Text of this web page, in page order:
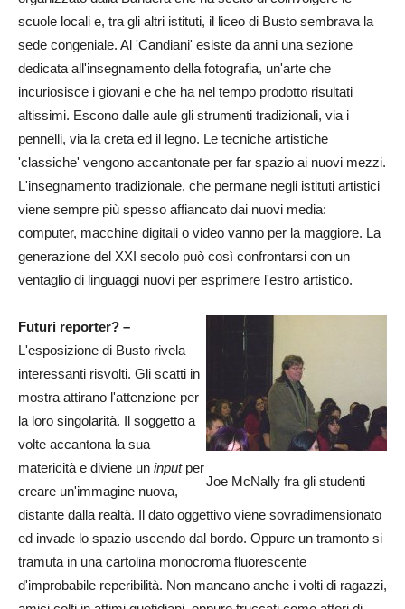
scuole locali e, tra gli altri istituti, il liceo di Busto sembrava la
sede congeniale. Al 'Candiani' esiste da anni una sezione
dedicata all'insegnamento della fotografia, un'arte che
incuriosisce i giovani e che ha nel tempo prodotto risultati
altissimi. Escono dalle aule gli strumenti tradizionali, via i
pennelli, via la creta ed il legno. Le tecniche artistiche
'classiche' vengono accantonate per far spazio ai nuovi mezzi.
L'insegnamento tradizionale, che permane negli istituti artistici
viene sempre più spesso affiancato dai nuovi media:
computer, macchine digitali o video vanno per la maggiore. La
generazione del XXI secolo può così confrontarsi con un
ventaglio di linguaggi nuovi per esprimere l'estro artistico.
Joe McNally fra gli studenti
Futuri reporter? –
L'esposizione di Busto rivela
interessanti risvolti. Gli scatti in
mostra attirano l'attenzione per
la loro singolarità. Il soggetto a
volte accantona la sua
matericità e diviene un inputper
creare un'immagine nuova,
distante dalla realtà. Il dato oggettivo viene sovradimensionato
ed invade lo spazio uscendo dal bordo. Oppure un tramonto si
tramuta in una cartolina monocroma fluorescente
d'improbabile reperibilità. Non mancano anche i volti di ragazzi,